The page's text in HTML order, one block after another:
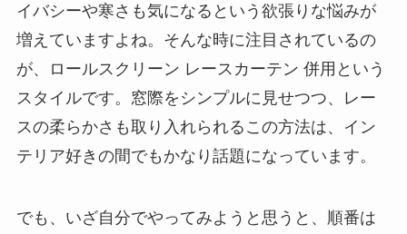
イバシーや寒さも気になるという欲張りな悩みが
増えていますよね。そんな時に注目されているの
が、ロールスクリーン レースカーテン 併用という
スタイルです。窓際をシンプルに見せつつ、レー
スの柔らかさも取り入れられるこの方法は、イン
テリア好きの間でもかなり話題になっています。
でも、いざ自分でやってみようと思うと、順番は